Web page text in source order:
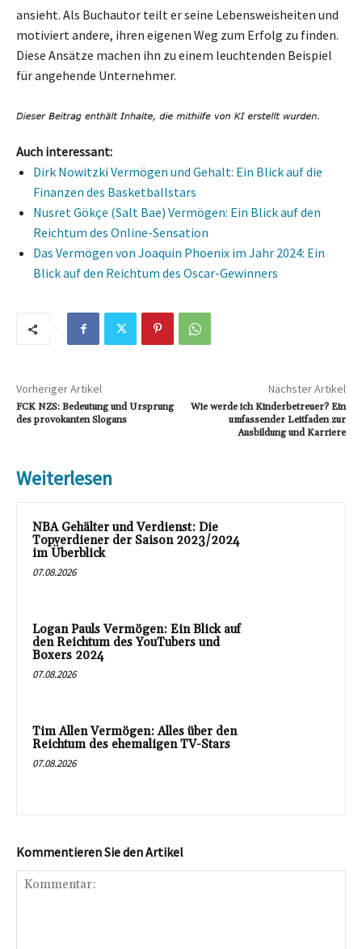
ansieht. Als Buchautor teilt er seine Lebensweisheiten und
motiviert andere, ihren eigenen Weg zum Erfolg zu finden.
Diese Ansätze machen ihn zu einem leuchtenden Beispiel
für angehende Unternehmer.
Auch interessant:
Dirk Nowitzki Vermögen und Gehalt: Ein Blick auf die
Finanzen des Basketballstars
Nusret Gökçe (Salt Bae) Vermögen: Ein Blick auf den
Reichtum des Online-Sensation
Das Vermögen von Joaquin Phoenix im Jahr 2024: Ein
Blick auf den Reichtum des Oscar-Gewinners
Vorheriger Artikel
FCK NZS: Bedeutung und Ursprung
des provokanten Slogans
Nächster Artikel
Wie werde ich Kinderbetreuer? Ein
umfassender Leitfaden zur
Ausbildung und Karriere
Weiterlesen
NBA Gehälter und Verdienst: Die
Topverdiener der Saison 2023/2024
im Überblick
07.08.2026
Logan Pauls Vermögen: Ein Blick auf
den Reichtum des YouTubers und
Boxers 2024
07.08.2026
Tim Allen Vermögen: Alles über den
Reichtum des ehemaligen TV-Stars
07.08.2026
Kommentieren Sie den Artikel